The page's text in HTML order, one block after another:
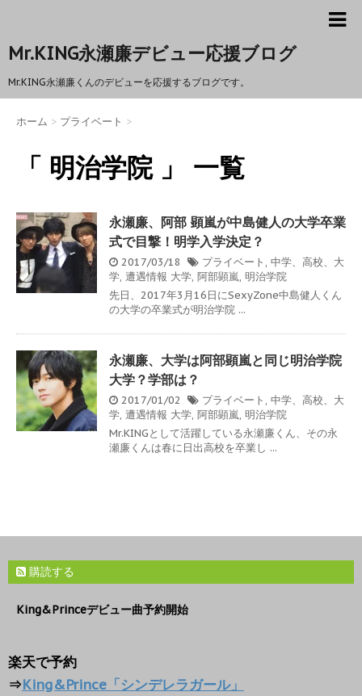
Mr.KING永瀬廉デビュー応援ブログ
Mr.KING永瀬廉くんのデビューを応援するブログです。
ホーム > プライベート >
「 明治学院 」 一覧
永瀬廉、阿部 顕嵐が中島健人の大学卒業
式で目撃！明学入学決定？
2017/03/18 プライベート , 中学、高校、大
学, 遭遇情報 大学, 阿部顕嵐, 明治学院
先日、2017年3月16日にSexyZone中島健人くん
の大学の卒業式が明治学院 ...
永瀬廉、大学は阿部顕嵐と同じ明治学院
大学？学部は？
2017/01/02 プライベート , 中学、高校、大
学, 遭遇情報 大学, 阿部顕嵐, 明治学院
Mr.KINGとして活躍している永瀬廉くん、その永
瀬廉くんは春に日出高校を卒業し ...
購読する
King&Princeデビュー曲予約開始
楽天で予約
⇒King&Prince「シンデレラガール」